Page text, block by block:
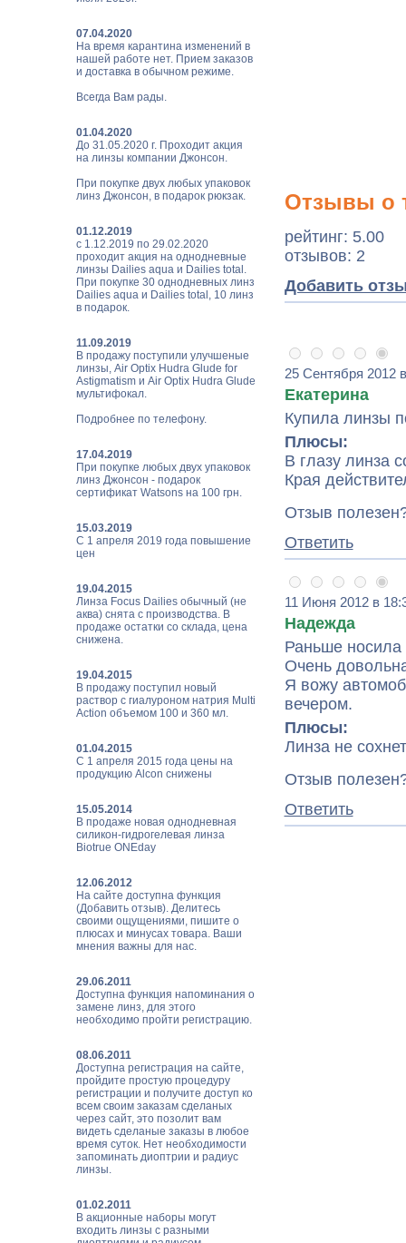
07.04.2020
На время карантина изменений в
нашей работе нет. Прием заказов
и доставка в обычном режиме.
Всегда Вам рады.
01.04.2020
До 31.05.2020 г. Проходит акция
на линзы компании Джонсон.
При покупке двух любых упаковок
линз Джонсон, в подарок рюкзак.
01.12.2019
с 1.12.2019 по 29.02.2020
проходит акция на однодневные
линзы Dailies aqua и Dailies total.
При покупке 30 однодневных линз
Dailies aqua и Dailies total, 10 линз
в подарок.
11.09.2019
В продажу поступили улучшеные
линзы, Air Optix Hudra Glude for
Astigmatism и Air Optix Hudra Glude
мультифокал.
Подробнее по телефону.
17.04.2019
При покупке любых двух упаковок
линз Джонсон - подарок
сертификат Watsons на 100 грн.
15.03.2019
С 1 апреля 2019 года повышение
цен
19.04.2015
Линза Focus Dailies обычный (не
аква) снята с производства. В
продаже остатки со склада, цена
снижена.
19.04.2015
В продажу поступил новый
раствор с гиалуроном натрия Multi
Action объемом 100 и 360 мл.
01.04.2015
С 1 апреля 2015 года цены на
продукцию Alcon снижены
15.05.2014
В продаже новая однодневная
силикон-гидрогелевая линза
Biotrue ONEday
12.06.2012
На сайте доступна функция
(Добавить отзыв). Делитесь
своими ощущениями, пишите о
плюсах и минусах товара. Ваши
мнения важны для нас.
29.06.2011
Доступна функция напоминания о
замене линз, для этого
необходимо пройти регистрацию.
08.06.2011
Доступна регистрация на сайте,
пройдите простую процедуру
регистрации и получите доступ ко
всем своим заказам сделаных
через сайт, это позолит вам
видеть сделаные заказы в любое
время суток. Нет необходимости
запоминать диоптрии и радиус
линзы.
01.02.2011
В акционные наборы могут
входить линзы с разными
Отзывы о
рейтинг: 5.00
отзывов: 2
Добавить
25 Сентября 2012
Екатерина
Купила линзы
Плюсы:
В глазу линза
Края
Отзыв
Ответить
11 Июня 2012 в
Надежда
Раньше носила
Очень
Я вожу
вечером.
Плюсы:
Линза не
Отзыв
Ответить